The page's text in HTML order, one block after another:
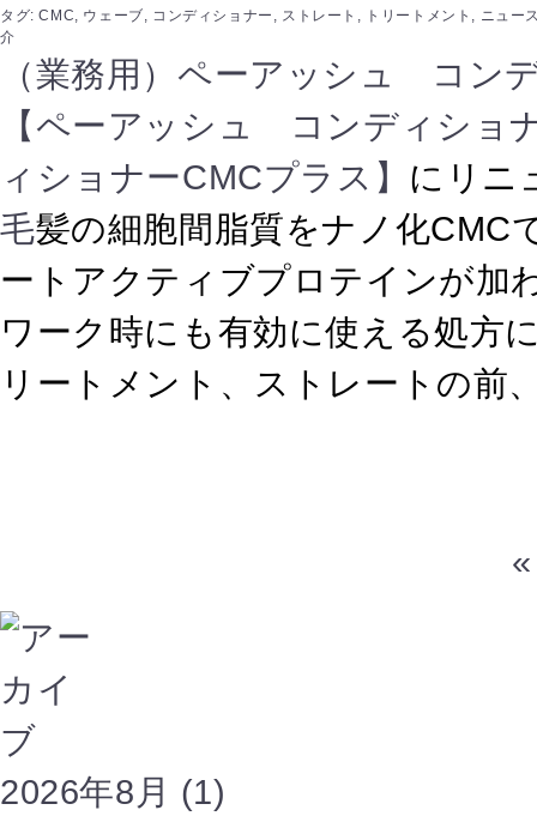
タグ:CMC, ウェーブ, コンディショナー , ストレート , トリートメント , ニュー
介
（業務用）ペーアッシュ コン
【ペーアッシュ コンディショ
ィショナーCMCプラス】 にリニ
毛髪の細胞間脂質をナノ化CMC
ートアクティブプロテインが加
ワーク時にも有効に使える処方
リートメント、ストレートの前
«
2026年8月 (1)